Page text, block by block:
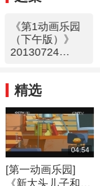
《第1动画乐园
（下午版）》
20130724
精选
04:54
[第一动画乐园]
《新大头儿子和小